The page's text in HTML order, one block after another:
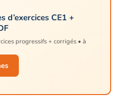
d’exercices CE1 +
progressifs + corrigés • à